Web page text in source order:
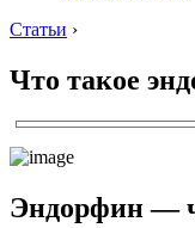
Статьи ›
Что такое
Эндорфин —